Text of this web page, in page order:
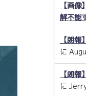
【画
解不能
【朗
に
【朗
に